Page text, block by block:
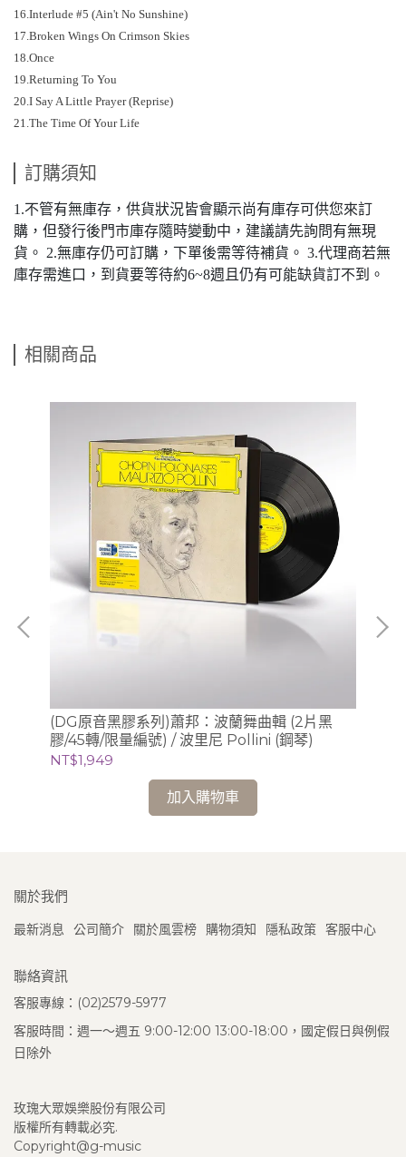
16.Interlude #5 (Ain't No Sunshine)
17.Broken Wings On Crimson Skies
18.Once
19.Returning To You
20.I Say A Little Prayer (Reprise)
21.The Time Of Your Life
訂購須知
1.不管有無庫存，供貨狀況皆會顯示尚有庫存可供您來訂
購，但發行後門市庫存隨時變動中，建議請先詢問有無現
貨。 2.無庫存仍可訂購，下單後需等待補貨。 3.代理商若無
庫存需進口，到貨要等待約6~8週且仍有可能缺貨訂不到。
相關商品
(DG原音黑膠系列)蕭邦：波蘭舞曲輯 (2片黑
膠/45轉/限量編號) / 波里尼 Pollini (鋼琴)
NT$1,949
加入購物車
關於我們
最新消息 公司簡介 關於風雲榜 購物須知 隱私政策 客服中心
聯絡資訊
客服專線：(02)2579-5977
客服時間：週一～週五 9:00-12:00 13:00-18:00，國定假日與例假
日除外
玫瑰大眾娛樂股份有限公司
版權所有轉載必究.
Copyright@g-music